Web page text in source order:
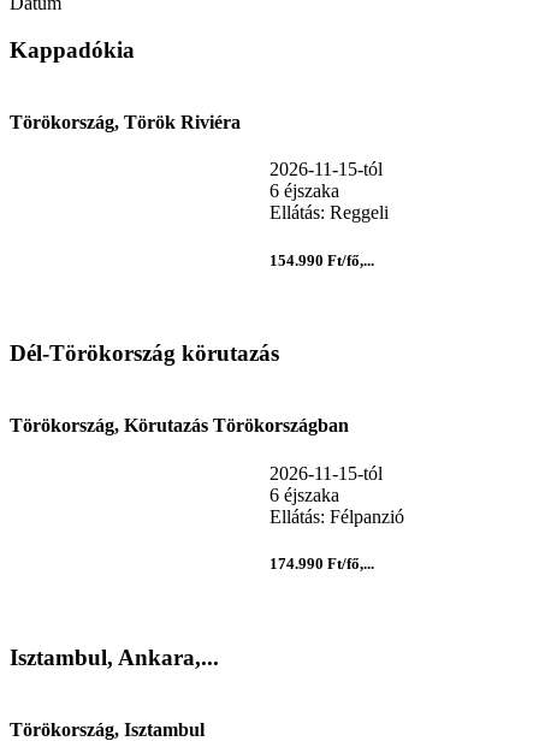
Kappadókia
Törökország, Török Riviéra
2026-11-15-tól
6 éjszaka
Ellátás: Reggeli
154.990 Ft/fő,...
Dél-Törökország körutazás
Törökország, Körutazás Törökországban
2026-11-15-tól
6 éjszaka
Ellátás: Félpanzió
174.990 Ft/fő,...
Isztambul, Ankara,...
Törökország, Isztambul